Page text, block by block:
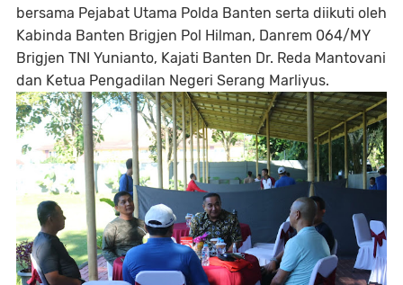
bersama Pejabat Utama Polda Banten serta diikuti oleh
Kabinda Banten Brigjen Pol Hilman, Danrem 064/MY
Brigjen TNI Yunianto, Kajati Banten Dr. Reda Mantovani
dan Ketua Pengadilan Negeri Serang Marliyus.